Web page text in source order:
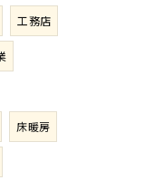
工務店
床暖房